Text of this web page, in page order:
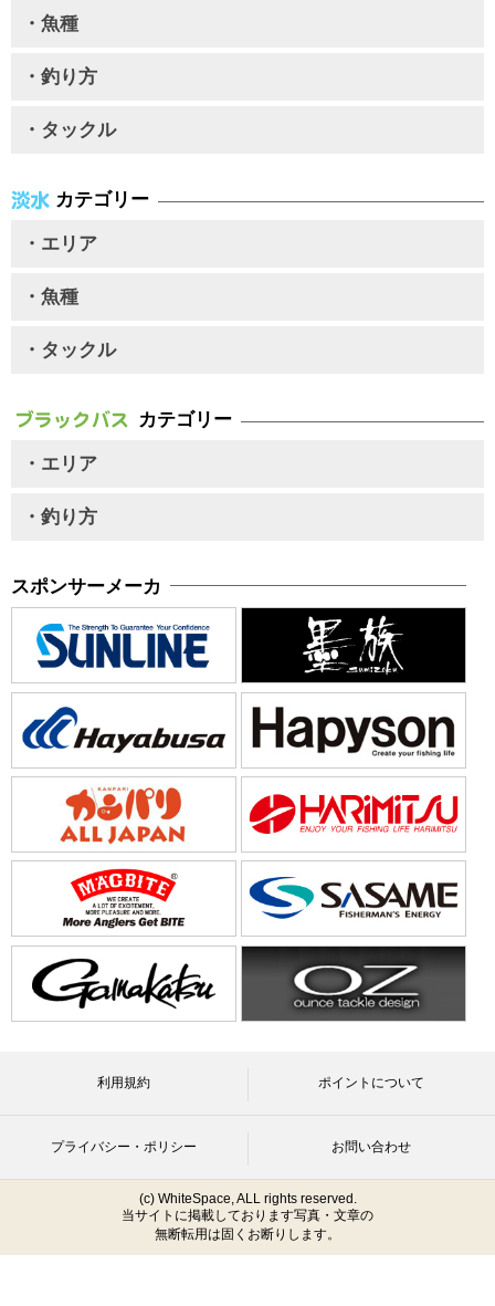
・魚種
・釣り方
・タックル
カテゴリー
・エリア
・魚種
・タックル
カテゴリー
・エリア
・釣り方
スポンサーメーカ
利用規約 ポイントについて
プライバシー・ポリシー お問い合わせ
(c) WhiteSpace, ALL rights reserved.
当サイトに掲載しております写真・文章の
無断転用は固くお断りします。